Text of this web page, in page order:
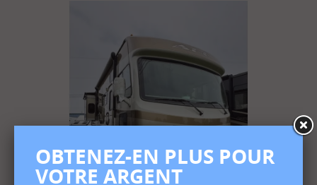
OBTENEZ-EN PLUS POUR
VOTRE ARGENT